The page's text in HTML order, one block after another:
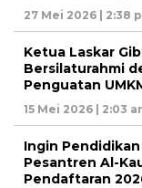
27 Mei 2026 | 2:38
Ketua Laskar
Bersilaturahmi
Penguatan
15 Mei 2026 | 2:03
Ingin
Pesantren Al-
Pendaftaran